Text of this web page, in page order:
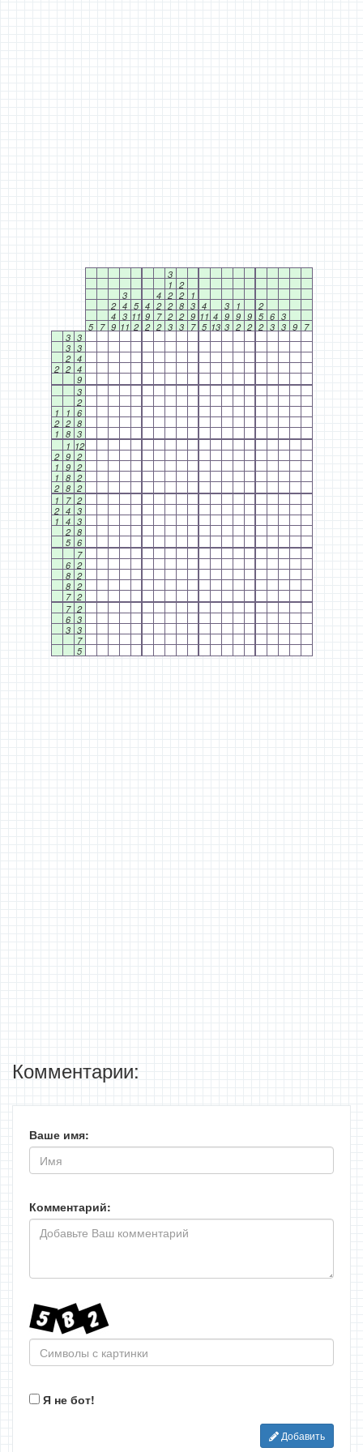
3
1 2
3
4 2 2
1
2 4 5 4 2 2 8 3 4 3 1
2
4 3 11 9 7 2 2 9 11 4 9 9 9 5 6 3
5 7 9 11 2 2 2 3 3 7 5 13 3 2 2 2 3 3 9 7
3 3
3 3
2 4
2 2 4
9
3
2
1
1 6
2 2 8
1 8 3
1 12
2 9 2
1 9 2
1 8 2
2 8 2
1
7 2
2 4 3
1 4 3
2 8
5 6
7
6 2
8 2
8 2
7 2
7 2
6 3
3 3
7
5
Комментарии:
Ваше имя:
Комментарий:
Я не бот!
Добавить